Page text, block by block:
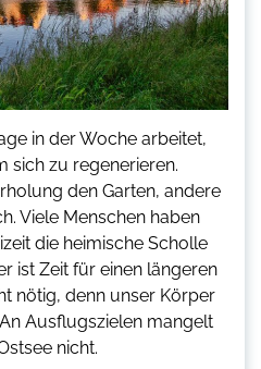
in der Woche arbeitet,
sich zu regenerieren.
den Garten, andere
Viele Menschen haben
die heimische Scholle
ist Zeit für einen längeren
nötig, denn unser Körper
Ausflugszielen mangelt
nicht.